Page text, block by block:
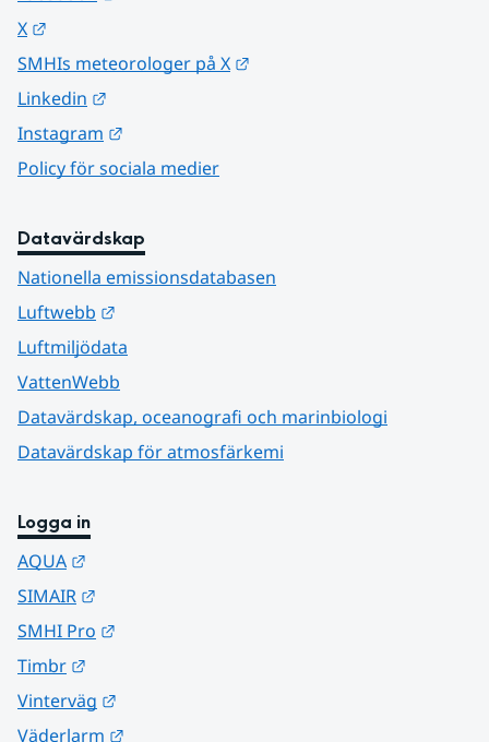
X
SMHIs meteorologer på X
Linkedin
Instagram
Policy för sociala medier
Datavärdskap
Nationella emissionsdatabasen
Luftwebb
Luftmiljödata
VattenWebb
Datavärdskap, oceanografi och marinbiologi
Datavärdskap för atmosfärkemi
Logga in
AQUA
SIMAIR
SMHI Pro
Timbr
Vinterväg
Väderlarm